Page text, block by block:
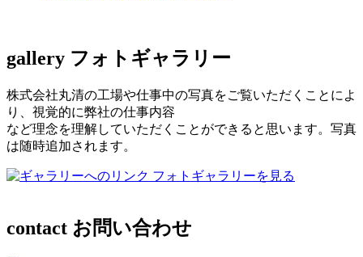
gallery フォトギャラリー
株式会社丸清の工場や仕事中の写真をご覧いただくことによ
り、視覚的に弊社の仕事内容
など理念を理解していただくことができると思います。写真
は随時追加されます。
フォトギャラリーを見る
contact お問い合わせ